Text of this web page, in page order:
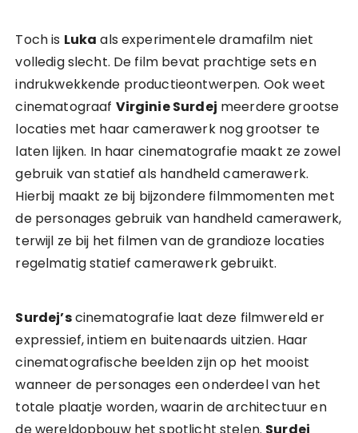
Toch is Luka als experimentele dramafilm niet
volledig slecht. De film bevat prachtige sets en
indrukwekkende productieontwerpen. Ook weet
cinematograaf Virginie Surdej meerdere grootse
locaties met haar camerawerk nog grootser te
laten lijken. In haar cinematografie maakt ze zowel
gebruik van statief als handheld camerawerk.
Hierbij maakt ze bij bijzondere filmmomenten met
de personages gebruik van handheld camerawerk,
terwijl ze bij het filmen van de grandioze locaties
regelmatig statief camerawerk gebruikt.
Surdej’scinematografie laat deze filmwereld er
expressief, intiem en buitenaards uitzien. Haar
cinematografische beelden zijn op het mooist
wanneer de personages een onderdeel van het
totale plaatje worden, waarin de architectuur en